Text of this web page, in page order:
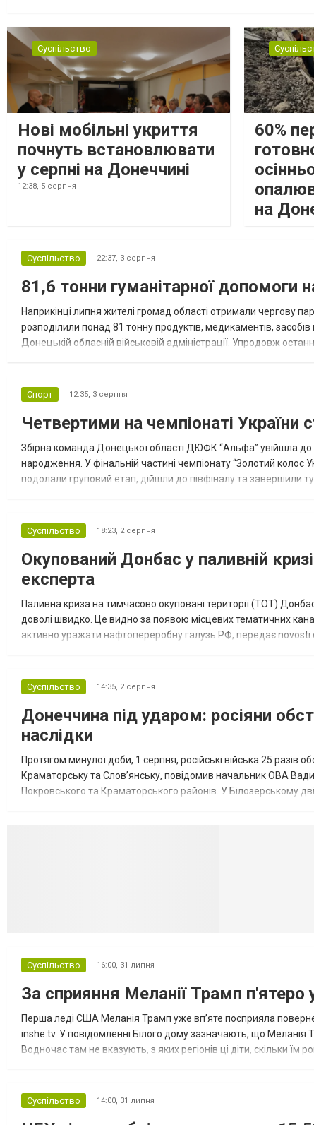
Суспільство
Нові мобільні укриття
почнуть встановлювати
у серпні на Донеччині
12:38, 5 серпня
60%
на
Суспільство 22:37, 3 серпня
81,6 тонни гуманітарної допомоги
Наприкінці липня жителі громад області отримали чергову
розподілили понад 81 тонну продуктів, медикаментів,
Донецькій обласній військовій адміністрації. Упродовж
Спорт 12:35, 3 серпня
Четвертими на чемпіонаті України
Збірна команда Донецької області ДЮФК “Альфа” увійшла до
народження. У фінальній частині чемпіонату “Золотий
подолали груповий етап, дійшли до півфіналу та завершили
Суспільство 18:23, 2 серпня
Окупований Донбас у паливній
експерта
Паливна криза на тимчасово окуповані території (ТОТ)
доволі швидко. Це видно за появою місцевих тематичних
активно уражати нафтопереробну галузь РФ, передає
Суспільство 14:35, 2 серпня
Донеччина під ударом: росіяни
наслідки
Протягом минулої доби, 1 серпня, російські війська 25 разів
Краматорську та Слов’янську, повідомив начальник ОВА
Покровського та Краматорського районів. У Білозерському
Суспільство 16:00, 31 липня
За сприяння Меланії Трамп п'ятеро
Перша леді США Меланія Трамп уже впʼяте посприяла
inshe.tv. У повідомленні Білого дому зазначають, що Меланія
Водночас там не вказують, з яких регіонів ці діти, скільки їм
Суспільство 14:00, 31 липня